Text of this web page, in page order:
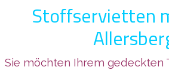
Stoffservietten
Sie möchten Ihrem gedeckten